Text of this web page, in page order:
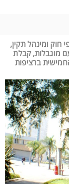
חוק ומינהל תקין,
מוגבלות, קבלת
ברציפות